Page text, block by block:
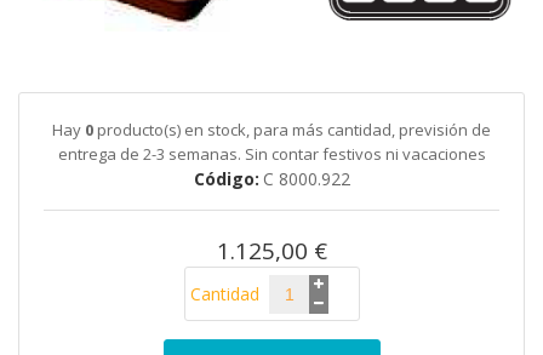
comienzo
galería
imágenes
Hay 0 producto(s) en stock, para más cantidad, previsión de
entrega de 2-3 semanas. Sin contar festivos ni vacaciones
Código C 8000.922
1.125,00 €
Cantidad